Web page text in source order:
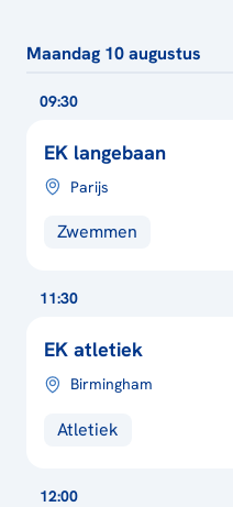
Maandag 10 augustus
09:30
EK langebaan
Parijs
Zwemmen
11:30
EK atletiek
Birmingham
Atletiek
12:00